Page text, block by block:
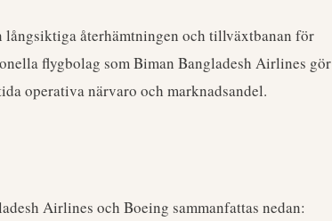
återhämtningen och tillväxtbanan för
flygbolag som Biman Bangladesh Airlines gör
operativa närvaro och marknadsandel.
Airlines och Boeing sammanfattas nedan: